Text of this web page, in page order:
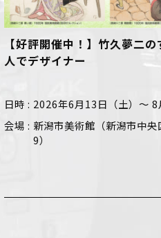
アイドルお待ち！お悩